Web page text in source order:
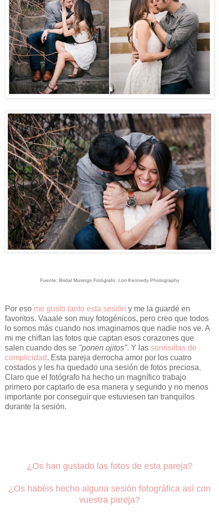
Fuente: Bridal MusingsFotógrafo: Lori Kennedy Photography
Por eso me gusto tanto esta sesión y me la guardé en
favoritos. Vaaale son muy fotogénicos, pero creo que todos
lo somos más cuando nos imaginamos que nadie nos ve. A
mi me chiflan las fotos que captan esos corazones que
salen cuando dos se "ponen ojitos". Y las sonrisillas de
complicidad. Esta pareja derrocha amor por los cuatro
costados y les ha quedado una sesión de fotos preciosa.
Claro que el fotógrafo ha hecho un magnífico trabajo
primero por captarlo de esa manera y segundo y no menos
importante por conseguir que estuviesen tan tranquilos
durante la sesión.
¿Os han gustado las fotos de esta pareja?
¿Os habéis hecho alguna sesión fotográfica así con
vuestra pareja?